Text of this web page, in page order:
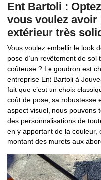
Ent Bartoli :
vous voulez avoir
extérieur très
Vous voulez embellir le look
pose d’un revêtement de
coûteuse ? Le goudron est
entreprise Ent Bartoli à
fait que c’est un choix
coût de pose, sa robustesse
aspect visuel, nous pouvons
des personnalisations de
en y apportant de la couleur,
montant des murets aux